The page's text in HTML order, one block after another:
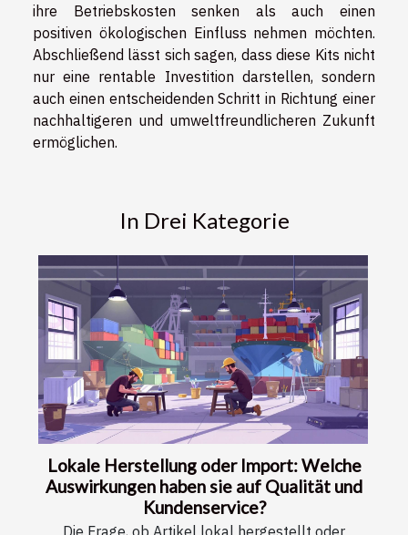
ihre Betriebskosten senken als auch einen
positiven ökologischen Einfluss nehmen möchten.
Abschließend lässt sich sagen, dass diese Kits nicht
nur eine rentable Investition darstellen, sondern
auch einen entscheidenden Schritt in Richtung einer
nachhaltigeren und umweltfreundlicheren Zukunft
ermöglichen.
In Drei Kategorie
Lokale Herstellung oder Import: Welche
Auswirkungen haben sie auf Qualität und
Kundenservice?
Die Frage, ob Artikel lokal hergestellt oder